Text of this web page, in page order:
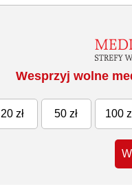
Wesprzyj wolne
20 zł 50 zł 100